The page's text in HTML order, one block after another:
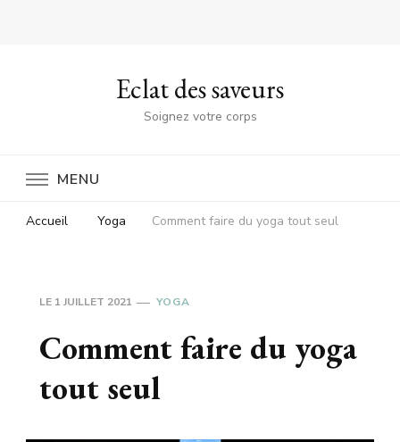
Eclat des saveurs
Soignez votre corps
MENU
Accueil Yoga Comment faire du yoga tout seul
LE 1 JUILLET 2021 YOGA
Comment faire du yoga
tout seul